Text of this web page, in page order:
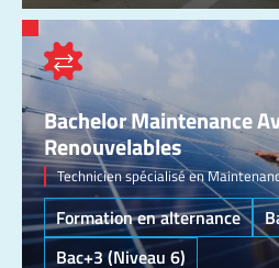
Bachelor Maintenance
Renouvelables
Technicien spécialisé en
Formation en alternance
Bac+3 (Niveau 6)